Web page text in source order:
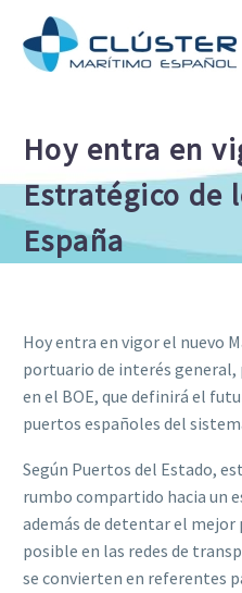
Hoy entra en
Estratégico de
España
Hoy entra en vigor el nuevo
portuario de interés general,
en el BOE, que definirá el
puertos españoles del
Según Puertos del Estado,
rumbo compartido hacia un
además de detentar el
posible en las redes de
se convierten en referentes